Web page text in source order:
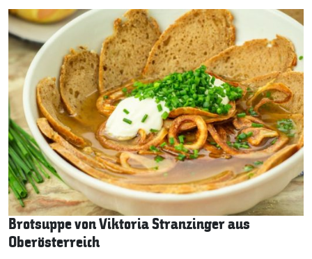
Brotsuppe von Viktoria Stranzinger aus
Oberösterreich